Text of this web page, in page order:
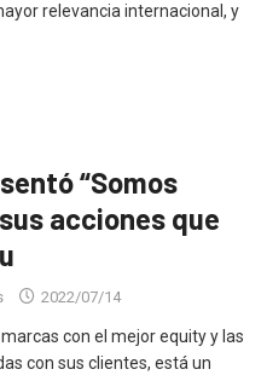
relevancia internacional, y
“Somos
acciones que
2022/07/14
con el mejor equity y las
con sus clientes, está un